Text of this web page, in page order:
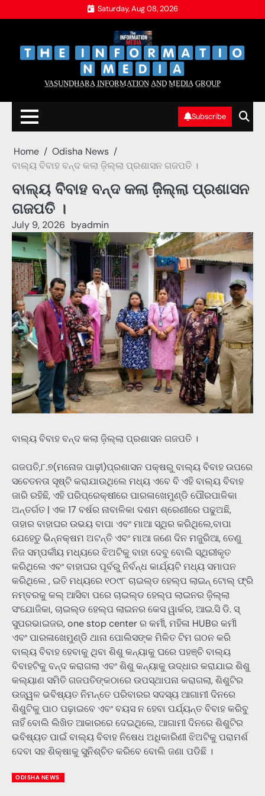
to
Saturday, Aug 08, 2026
V̲A̲S̲U̲N̲D̲H̲A̲R̲A̲ I̲N̲F̲O̲R̲M̲A̲T̲I̲O̲N̲ A̲N̲D̲ M̲E̲D̲I̲A̲ G̲R̲O̲U̲P̲
Subscribe
Home
Odisha News
ବାଲ୍ୟ ବିବାହ ବନ୍ଦ କଲା ଜ଼ିଲ୍ଲା ପ୍ରଶାସନ ଗଜପତି ।
ବାଲ୍ୟ ବିବାହ ବନ୍ଦ କଲା ଜ଼ିଲ୍ଲା ପ୍ରଶାସନ
ଗଜପତି ।
July 9, 2026 byadmin
ବାଲ୍ୟ ବିବାହ ବନ୍ଦ କଲା ଜ଼ିଲ୍ଲା ପ୍ରଶାସନ ଗଜପତି ।
ଗଜପତି,୮.୭(ମନୋଜ ପାଢ଼ୀ)ପ୍ରଶାସନ ପକ୍ଷରୁ ବାଲ୍ୟ ବିବାହ ଉପରେ
ସଚେତନତା ସୃଷ୍ଟି କରାଯାଉଥିଲେ ମଧ୍ୟ ଏବେ ବି ଏହି ବାଲ୍ୟ ବିବାହ
ଜାରି ରହିଛି, ଏହି ପରିପ୍ରେକ୍ଷୀରେ ପାରଳାଖେମୁଣ୍ଡି ପୌରପାଳିକା
ଅନ୍ତର୍ଗତ | ଏକ 17 ବର୍ଷର ନାବାଳିକା ଦଶମ ଶ୍ରେଣୀରେ ପଢୁଅଛି,
ତାହାର ବାହାଘର ଉଭୟ ବାପା ଏବଂ ମାଆ ସ୍ଥିର କରିଥିଲେ,ବାପା
ଯେହେତୁ ଭିନ୍ନକ୍ଷମ ଅଟନ୍ତି ଏବଂ ମାଆ ଜଣେ ଦିନ ମଜୁରିଆ, ତେଣୁ
ନିଜ ସମ୍ପର୍କୀୟ ମଧ୍ୟରେ ଝିଅଟିକୁ ବାହା ଦେବୁ ବୋଲି ସ୍ଥିରୀକୃତ
କରିଥିଲେ ଏବଂ ବାହାଘର ପୂର୍ବରୁ ନିର୍ବନ୍ଧ କାର୍ଯ୍ୟଟି ମଧ୍ୟ ସମାପନ
କରିଥିଲେ , ଇତି ମଧ୍ୟରେ ୧୦୯୮ ଚାଇଲ୍ଡ ହେଲ୍ପ ଲାଇନ୍ ଟୋଲ୍ ଫ୍ରି
ନମ୍ବରକୁ କଲ୍ ଆସିବା ପରେ ଚାଇଲ୍ଡ ହେଲ୍ପ ଲାଇନର ଜ଼ିଲ୍ଲା
ସଂଯୋଜିକା, ଚାଇଲ୍ଡ ହେଲ୍ପ ଲାଇନର କେସ ୱାର୍କର, ଆଇ.ସି ଡି. ସ୍
ସୁପରଭାଇଜର, one stop center ର କର୍ମୀ, ମହିଳା HUBର କର୍ମୀ
ଏବଂ ପାରଳାଖେମୁଣ୍ଡି ଥାନା ପୋଲିସଙ୍କ ମିଳିତ ଟିମ ଗଠନ କରି
ବାଲ୍ୟ ବିବାହ ହେବାକୁ ଥିବା ଶିଶୁ କନ୍ୟାକୁ ଘରେ ପହଞ୍ଚି ବାଲ୍ୟ
ବିବାହଟିକୁ ବନ୍ଦ କରାଗଲା ଏବଂ ଶିଶୁ କନ୍ୟାକୁ ଉଦ୍ଧାର କରାଯାଇ ଶିଶୁ
କଲ୍ୟାଣ ସମିତି ଗଜପତିଙ୍କଠାରେ ଉପସ୍ଥାପନା କରାଗଲା, ଶିଶୁଟିର
ଉଜ୍ୱଳ ଭବିଷ୍ୟତ ନିମନ୍ତେ ପରିବାରର ସଦସ୍ୟ ଆଗାମୀ ଦିନରେ
ଶିଶୁଟିକୁ ପାଠ ପଢ଼ାଇବେ ଏବଂ ବୟସ ନ ହେବା ପର୍ଯ୍ୟନ୍ତ ବିବାହ କରିବୁ
ନାହିଁ ବୋଲି ଲିଖିତ ଆକାରରେ ଦେଇଥିଲେ, ଆଗାମୀ ଦିନରେ ଶିଶୁଟିର
ଭବିଷ୍ୟତ ପାଇଁ ବାଲ୍ୟ ବିବାହ ନିଷେଧ ଅଧିକାରିଣୀ ଝିଅଟିକୁ ପରାମର୍ଶ
ଦେବା ସହ ଶିକ୍ଷାକୁ ସୁନିଶ୍ଚିତ କରିବେ ବୋଲି ଜଣା ପଡିଛି ।
ODISHA NEWS